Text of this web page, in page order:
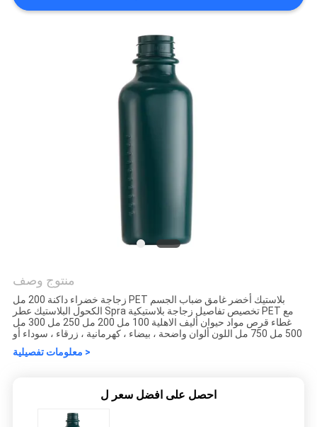
منتوج وصف
زجاجة خضراء داكنة 200 مل PET بلاستيك أخضر غامق ضباب الجسم
الكحول البلاستيك عطر Spra تخصيص تفاصيل زجاجة بلاستيكية PET مع
غطاء قرص مواد حيوان أليف الاهلية 100 مل 200 مل 250 مل 300 مل
500 مل 750 مل اللون ألوان واضحة ، بيضاء ، كهرمانية ، زرقاء ، سوداء أو
معلومات تفصيلية >
احصل على افضل سعر ل